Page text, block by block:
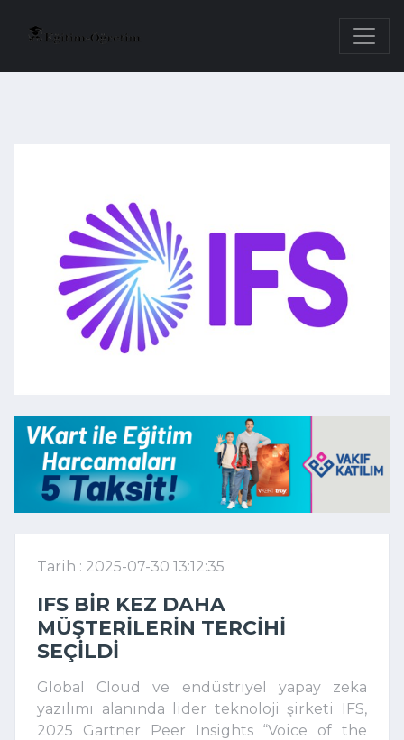
Tarih : 2025-07-30 13:12:35
IFS BIR KEZ DAHA
MÜŞTERILERIN TERCIHI
SEÇILDI
Global Cloud ve endüstriyel yapay zeka
yazılımı alanında lider teknoloji şirketi IFS,
2025 Gartner Peer Insights “Voice of the